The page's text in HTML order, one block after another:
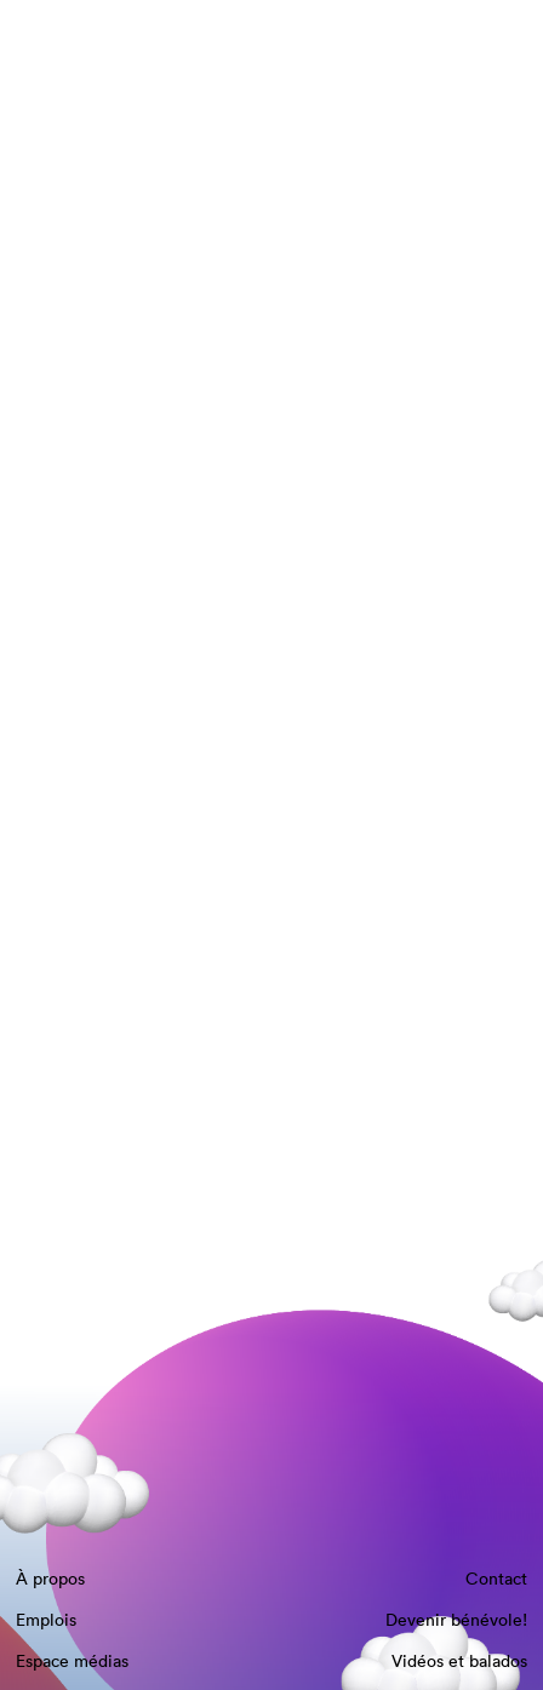
À propos
Contact
Emplois
Devenir bénévole!
Espace médias
Vidéos et balados